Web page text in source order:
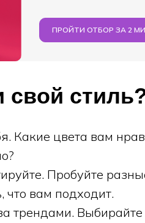
ПРОЙТИ ОТБОР ЗА 2
свой
Какие цвета вам
Пробуйте
что вам подходит.
трендами.